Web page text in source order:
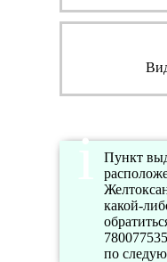
Пункт
какой-
по